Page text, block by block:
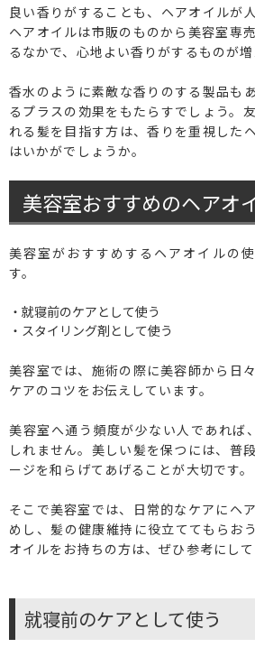
良い香りがすることも、ヘアオイルが
ヘアオイルは市販のものから美容室専
るなかで、心地よい香りがするものが増
香水のように素敵な香りのする製品も
るプラスの効果をもたらすでしょう。
れる髪を目指す方は、香りを重視した
はいかがでしょうか。
美容室おすすめのヘアオ
美容室がおすすめするヘアオイルの
す。
・就寝前のケアとして使う
・スタイリング剤として使う
美容室では、施術の際に美容師から日
ケアのコツをお伝えしています。
美容室へ通う頻度が少ない人であれば
しれません。美しい髪を保つには、普
ージを和らげてあげることが大切です。
そこで美容室では、日常的なケアにヘ
めし、髪の健康維持に役立ててもらお
オイルをお持ちの方は、ぜひ参考にして
就寝前のケアとして使う